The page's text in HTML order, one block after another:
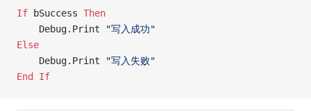
If bSuccess Then
    Debug.Print
"写入成功"
Else
    Debug.Print
"写入失败"
End If